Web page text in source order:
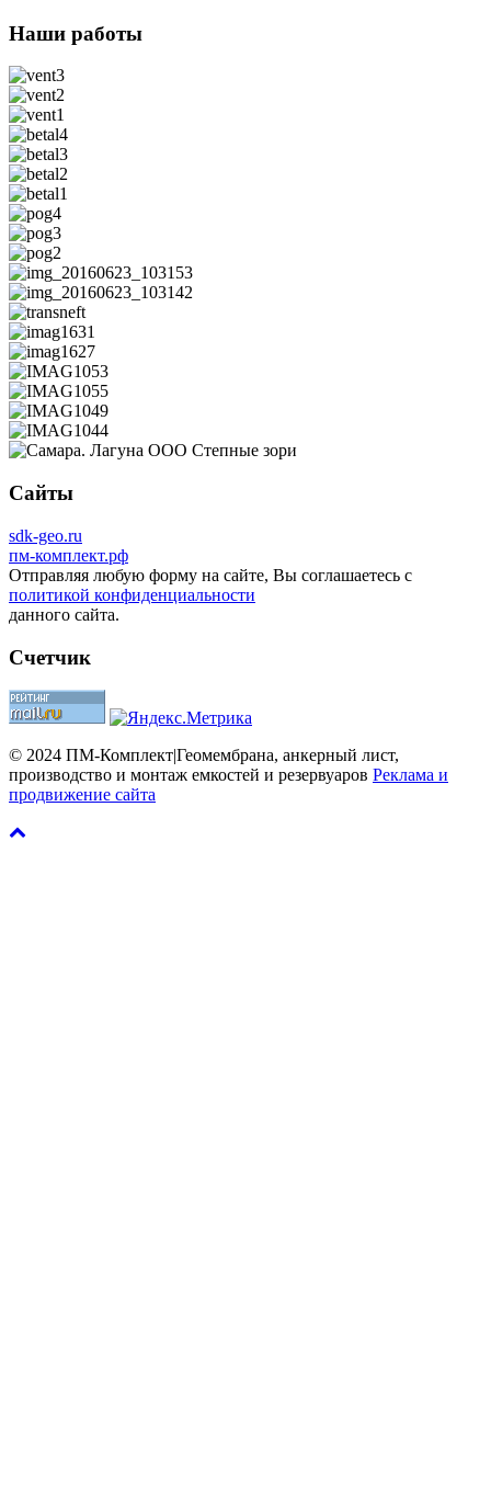
Наши работы
Сайты
sdk-geo.ru
пм-комплект.рф
Отправляя любую форму на сайте, Вы соглашаетесь с
политикой конфиденциальности
данного сайта.
Счетчик
© 2024 ПМ-Комплект|Геомембрана, анкерный лист,
производство и монтаж емкостей и резервуаров Реклама и
продвижение сайта